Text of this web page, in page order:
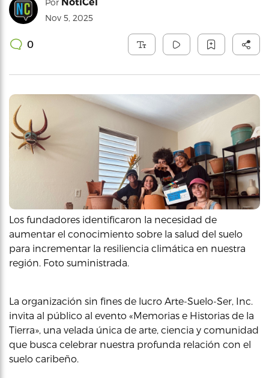
Nov 5, 2025
0
Los fundadores identificaron la necesidad de
aumentar el conocimiento sobre la salud del suelo
para incrementar la resiliencia climática en nuestra
región. Foto suministrada.
La organización sin fines de lucro Arte-Suelo-Ser, Inc.
invita al público al evento «Memorias e Historias de la
Tierra», una velada única de arte, ciencia y comunidad
que busca celebrar nuestra profunda relación con el
suelo caribeño.